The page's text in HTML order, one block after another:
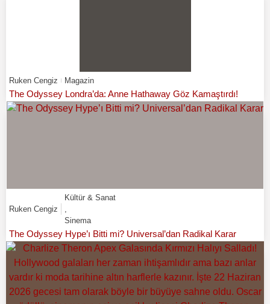
Ruken Cengiz Magazin
The Odyssey Londra’da: Anne Hathaway Göz Kamaştırdı!
Ruken Cengiz
Kültür & Sanat
,
Sinema
The Odyssey Hype’ı Bitti mi? Universal’dan Radikal Karar